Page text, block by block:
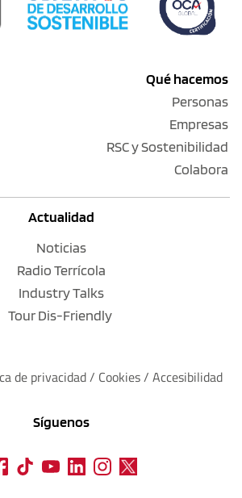
Qué hacemos
Personas
Empresas
RSC y Sostenibilidad
Colabora
Actualidad
Noticias
Radio Terrícola
Industry Talks
Tour Dis-Friendly
de privacidad / Cookies / Accesibilidad
Síguenos